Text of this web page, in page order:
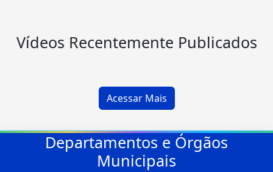
Acessar Mais
Departamentos e Órgãos
Municipais